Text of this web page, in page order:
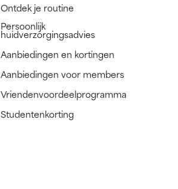
Ontdek je routine
Persoonlijk
huidverzorgingsadvies
Aanbiedingen en kortingen
Aanbiedingen voor members
Vriendenvoordeelprogramma
Studentenkorting